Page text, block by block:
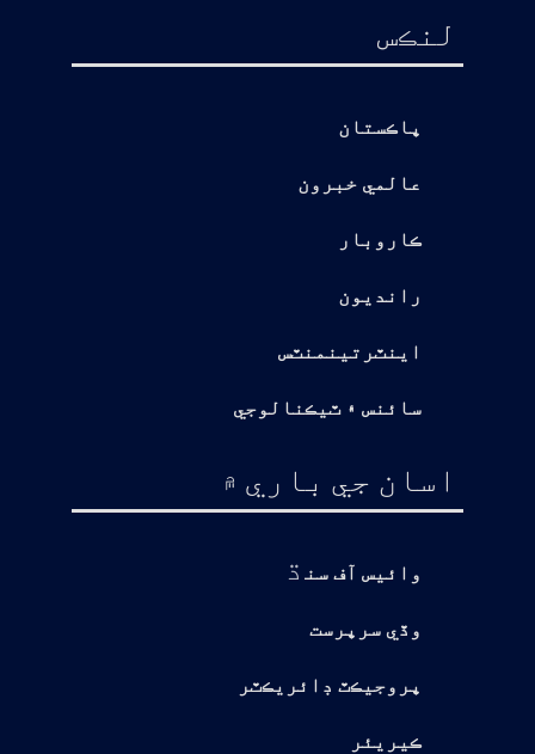
لنڪس
پاڪستان
عالمي خبرون
ڪاروبار
رانديون
اينٽرتينمنٽس
سائنس ۽ ٽيڪنالوجي
اسان جي باري ۾
وائيس آف سن ڌ
وڏي سرپرست
پروجيڪٽ ڊائريڪٽر
ڪيريئر